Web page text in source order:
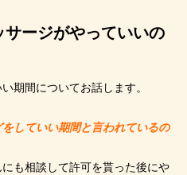
ージがやっていいの
期間についてお話します。
していい期間と言われているの
も相談して許可を貰った後にや